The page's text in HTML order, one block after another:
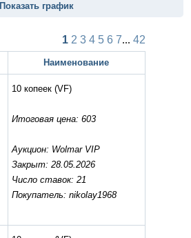
Показать график
1 2 3 4 5 6 7... 42
Наименование
10 копеек(VF)
Итоговая цена: 603
Аукцион: Wolmar VIP
Закрыт: 28.05.2026
Число ставок: 21
Покупатель: nikolay1968